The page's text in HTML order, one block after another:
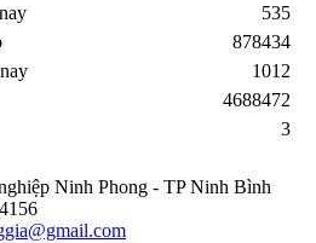
535
878434
1012
4688472
3
Ninh Phong - TP Ninh Bình